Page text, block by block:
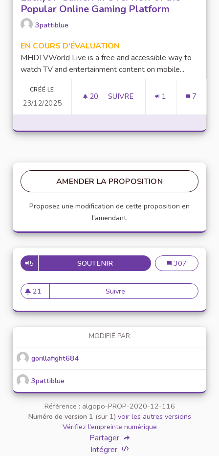
Popular Online Gaming Platform
3pattiblue
EN COURS D'ÉVALUATION
MHDTVWorld Live is a free and accessible way to
watch TV and entertainment content on mobile...
CRÉÉ LE
23/12/2025
20 20 ABONNÉS
SUIVRE 1 7
AMENDER LA PROPOSITION
Proposez une modification de cette proposition en
l'amendant.
5 SOUTENIRPROPOSER UNE NEWSLETER
Proposer une
307
21
21 abonnés
Suivre Proposer une newsleter sur
MODIFIÉ PAR
gorillafight684
3pattiblue
Référence : algopo-PROP-2020-12-116
Numéro de version 1 (sur 1) voir les autres versions
Vérifiez l'empreinte numérique
Partager
Intégrer